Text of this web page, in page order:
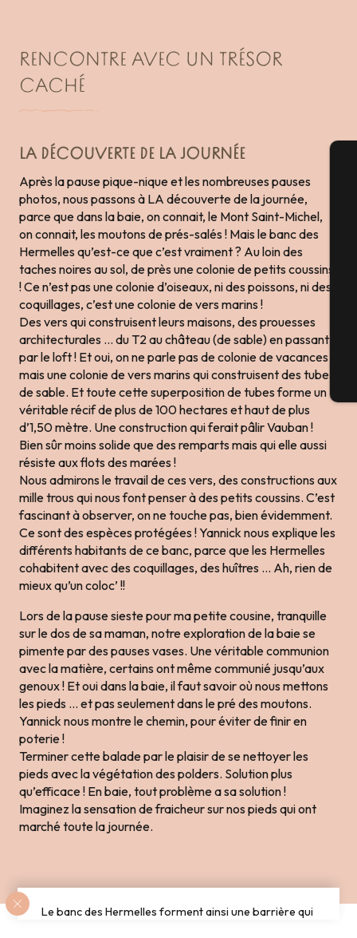
RENCONTRE AVEC UN TRÉSOR
CACHÉ
LA DÉCOUVERTE DE LA JOURNÉE
Après la pause pique-nique et les nombreuses pauses
photos, nous passons à LA découverte de la journée,
parce que dans la baie, on connait, le Mont Saint-Michel,
on connait, les moutons de prés-salés ! Mais le banc des
Hermelles qu’est-ce que c’est vraiment ? Au loin des
taches noires au sol, de près une colonie de petits coussins
! Ce n’est pas une colonie d’oiseaux, ni des poissons, ni des
coquillages, c’est une colonie de vers marins !
Des vers qui construisent leurs maisons, des prouesses
architecturales … du T2 au château (de sable) en passant
par le loft ! Et oui, on ne parle pas de colonie de vacances
mais une colonie de vers marins qui construisent des tubes
de sable. Et toute cette superposition de tubes forme un
véritable récif de plus de 100 hectares et haut de plus
d’1,50 mètre. Une construction qui ferait pâlir Vauban !
Bien sûr moins solide que des remparts mais qui elle aussi
résiste aux flots des marées !
Nous admirons le travail de ces vers, des constructions aux
mille trous qui nous font penser à des petits coussins. C’est
fascinant à observer, on ne touche pas, bien évidemment.
Ce sont des espèces protégées ! Yannick nous explique les
différents habitants de ce banc, parce que les Hermelles
cohabitent avec des coquillages, des huîtres … Ah, rien de
mieux qu’un coloc’ !!
Lors de la pause sieste pour ma petite cousine, tranquille
sur le dos de sa maman, notre exploration de la baie se
pimente par des pauses vases. Une véritable communion
avec la matière, certains ont même communié jusqu’aux
genoux ! Et oui dans la baie, il faut savoir où nous mettons
les pieds … et pas seulement dans le pré des moutons.
Yannick nous montre le chemin, pour éviter de finir en
poterie !
Terminer cette balade par le plaisir de se nettoyer les
pieds avec la végétation des polders. Solution plus
qu’efficace ! En baie, tout problème a sa solution !
Imaginez la sensation de fraicheur sur nos pieds qui ont
marché toute la journée.
Le banc des Hermelles forment ainsi une barrière qui